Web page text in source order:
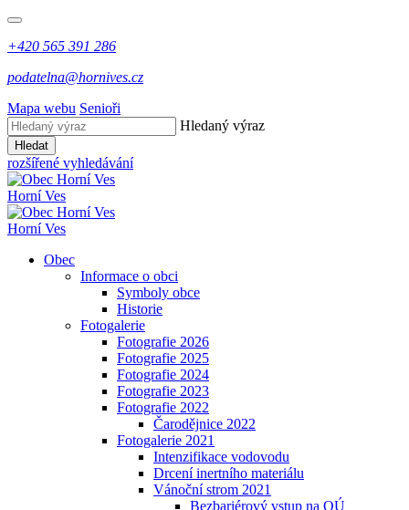
+420 565 391 286
podatelna@hornives.cz
Mapa webu Senioři
Hledaný výraz
Hledat
rozšířené vyhledávání
Horní Ves
Horní Ves
Obec
Informace o obci
Symboly obce
Historie
Fotogalerie
Fotografie 2026
Fotografie 2025
Fotografie 2024
Fotografie 2023
Fotografie 2022
Čarodějnice 2022
Fotogalerie 2021
Intenzifikace vodovodu
Drcení inertního materiálu
Vánoční strom 2021
Bezbariérový vstup na OÚ